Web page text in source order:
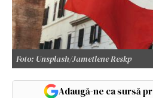
Foto: Unsplash/Jametlene Reskp
Adaugă-ne ca sursă